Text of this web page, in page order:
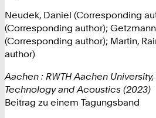
Neudek, Daniel (Corresponding
(Corresponding author);
(Corresponding author); Martin,
author)
Aachen : RWTH Aachen
Technology and Acoustics (2023)
Beitrag zu einem Tagungsband